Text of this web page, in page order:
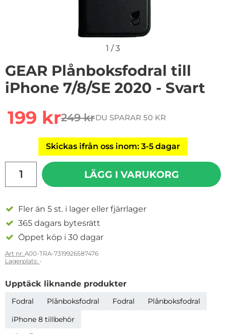
1 /3
GEAR Plånboksfodral till
iPhone 7/8/SE 2020 - Svart
rea pris
199 krtidigare pris
249 krDU SPARAR 50 KR
Skickas ifrån oss inom: 3-5 dagar
LÄGG I VARUKORG
Fler än 5 st. i lager eller fjärrlager
365 dagars bytesrätt
Öppet köp i 30 dagar
Art nr: A00-TRA-7319926587476
Lagerplats: -
Upptäck liknande produkter
Fodral Plånboksfodral Fodral
Plånboksfodral
iPhone 8 tillbehör